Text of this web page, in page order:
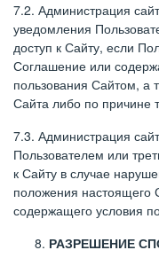
7.2. Администрация
уведомления
доступ к Сайту, если
Соглашение или
пользования Сайтом, а
Сайта либо по причине
7.3. Администрация
Пользователем или
к Сайту в случае
положения настоящего
содержащего условия
РАЗРЕШЕНИЕ